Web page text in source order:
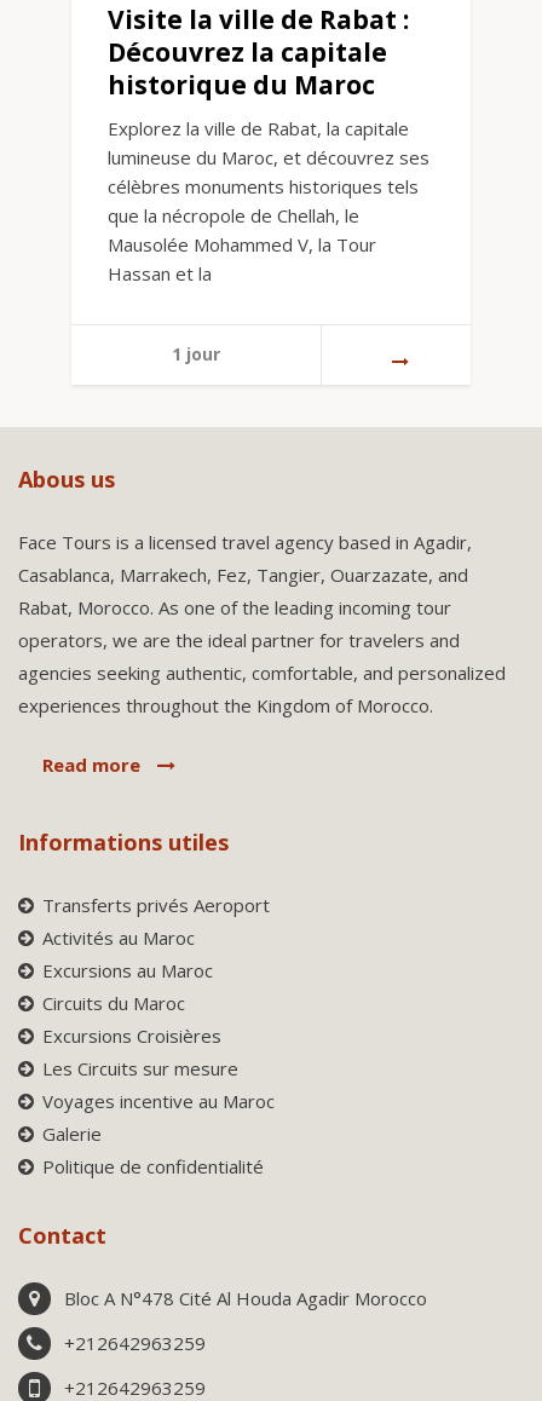
Visite la ville de Rabat :
Découvrez la capitale
historique du Maroc
Explorez la ville de Rabat, la capitale
lumineuse du Maroc, et découvrez ses
célèbres monuments historiques tels
que la nécropole de Chellah, le
Mausolée Mohammed V, la Tour
Hassan et la
1 jour
Abous us
Face Tours is a licensed travel agency based in Agadir,
Casablanca, Marrakech, Fez, Tangier, Ouarzazate, and
Rabat, Morocco. As one of the leading incoming tour
operators, we are the ideal partner for travelers and
agencies seeking authentic, comfortable, and personalized
experiences throughout the Kingdom of Morocco.
Read more
Informations utiles
Transferts privés Aeroport
Activités au Maroc
Excursions au Maroc
Circuits du Maroc
Excursions Croisières
Les Circuits sur mesure
Voyages incentive au Maroc
Galerie
Politique de confidentialité
Contact
Bloc A N°478 Cité Al Houda Agadir Morocco
+212642963259
+212642963259